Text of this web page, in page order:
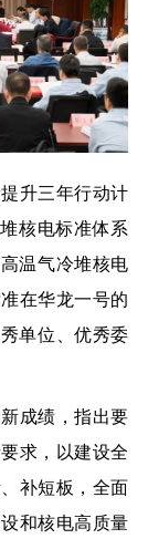
升三年行动计
核电标准体系
温气冷堆核电
在华龙一号的
单位、优秀委
成绩，指出要
求，以建设全
补短板，全面
和核电高质量